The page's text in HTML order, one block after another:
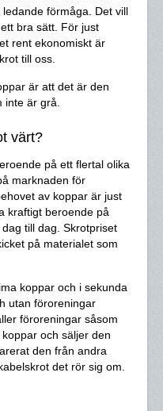
förmåga. Det vill
bra sätt. För just
rent ekonomiskt är
till oss.
är att det är den
är grå.
värt?
på ett flertal olika
marknaden för
av koppar är just
kraftigt beroende på
till dag. Skrotpriset
på materialet som
koppar och i sekunda
utan föroreningar
föroreningar såsom
och säljer den
den från andra
det rör sig om.